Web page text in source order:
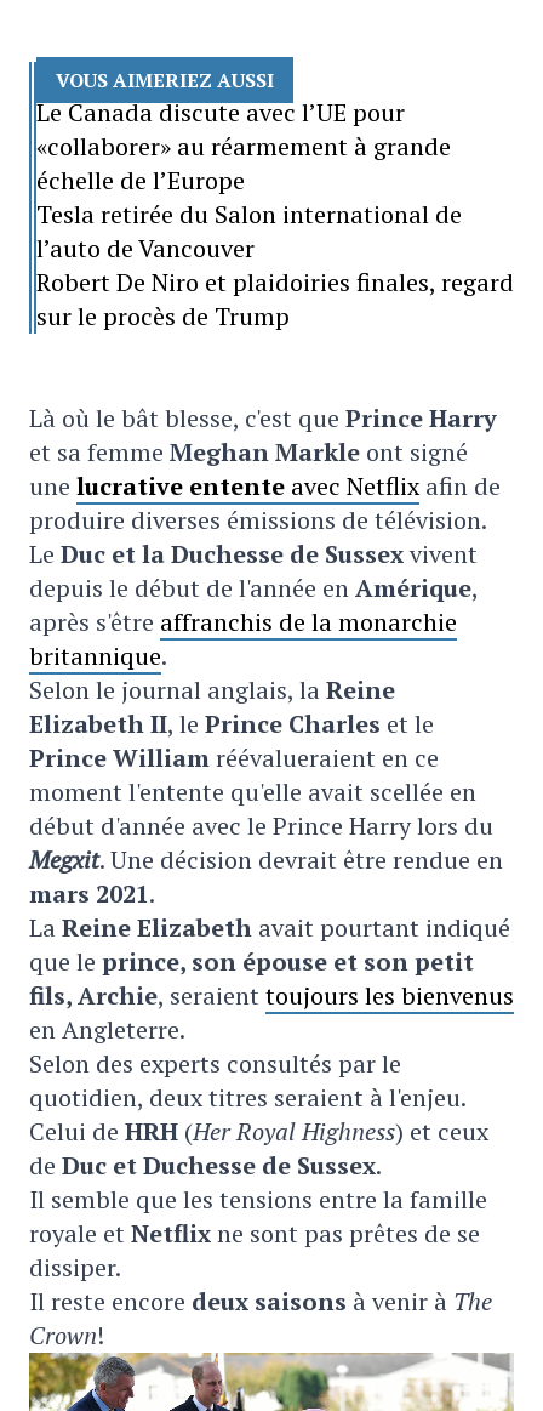
VOUS AIMERIEZ AUSSI
Le Canada discute avec l’UE pour
«collaborer» au réarmement à grande
échelle de l’Europe
Tesla retirée du Salon international de
l’auto de Vancouver
Robert De Niro et plaidoiries finales, regard
sur le procès de Trump
Là où le bât blesse, c'est que Prince Harry
et sa femme Meghan Markle ont signé
une lucrative entente avec Netflixafin de
produire diverses émissions de télévision.
Le Duc et la Duchesse de Sussexvivent
depuis le début de l'année enAmérique,
après s'être affranchis de la monarchie
britannique.
Selon le journal anglais, laReine
Elizabeth II, le Prince Charles et le
Prince Williamréévalueraient en ce
moment l'entente qu'elle avait scellée en
début d'année avec le Prince Harry lors du
Megxit. Une décision devrait être rendue en
mars 2021.
LaReine Elizabeth avait pourtant indiqué
que le prince, son épouse et son petit
fils, Archie, seraient toujours les bienvenus
en Angleterre.
Selon des experts consultés par le
quotidien, deux titres seraient à l'enjeu.
Celui de HRH (Her Royal Highness) et ceux
de Duc et Duchesse de Sussex.
Il semble que les tensions entre la famille
royale et Netflixne sont pas prêtes de se
dissiper.
Il reste encore deux saisons à venir à The
Crown!